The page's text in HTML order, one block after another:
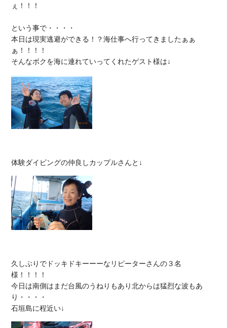
ぇ！！！
という事で・・・・
本日は現実逃避ができる！？海仕事へ行ってきましたぁぁ
ぁ！！！！
久しぶりでドッキドキーーーなリピーターさんの３名
様！！！！
今日は南側はまだ台風のうねりもあり北からは猛烈な波もあ
り・・・・